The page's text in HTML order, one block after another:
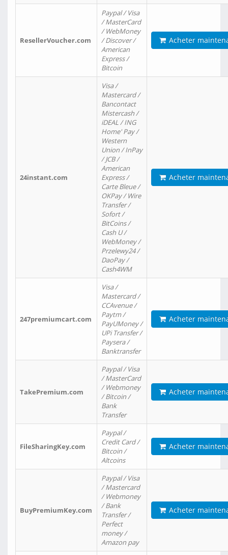
ResellerVoucher.com
Paypal / Visa
/ MasterCard
/ WebMoney
/ Discover /
American
Express /
Bitcoin
Acheter
24instant.com
Visa /
Mastercard /
Bancontact
Mistercash /
iDEAL / ING
Home' Pay /
Western
Union / InPay
/ JCB /
American
Express /
Carte Bleue /
OKPay / Wire
Transfer /
Sofort /
BitCoins /
Cash U /
WebMoney /
Przelewy24 /
DaoPay /
Cash4WM
Acheter
247premiumcart.com
Visa /
Mastercard /
CCAvenue /
Paytm /
PayUMoney /
UPi Transfer /
Paysera /
Banktransfer
Acheter
TakePremium.com
Paypal / Visa
/ MasterCard
/ Webmoney
/ Bitcoin /
Bank
Transfer
Acheter
FileSharingKey.com
Paypal /
Credit Card /
Bitcoin /
Altcoins
Acheter
BuyPremiumKey.com
Paypal / Visa
/ Mastercard
/ Webmoney
/ Bank
Transfer /
Perfect
money /
Amazon pay
Acheter